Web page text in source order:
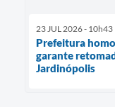
23 JUL 2026 - 10h43
Prefeitura
garante
Jardinópolis